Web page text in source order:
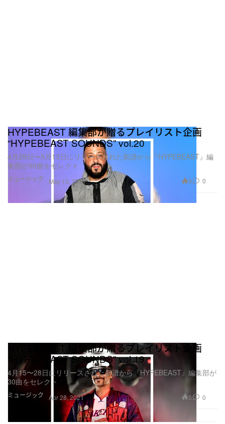
ミュージック
HYPEBEAST 編集部が贈るプレイリスト企画
“HYPEBEAST SOUNDS” vol.20
4月29日〜5月13日にリリースされた新譜から『HYPEBEAST』編
集部が30曲をセレクト
May 13, 2021 9 0
ミュージック
HYPEBEAST 編集部が贈るプレイリスト企画
“HYPEBEAST SOUNDS” vol.19
4月15〜28日にリリースされた新譜から『HYPEBEAST』編集部が
30曲をセレクト
Apr 28, 2021 5 0